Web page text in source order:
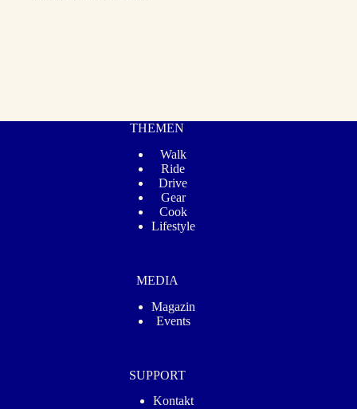
THEMEN
Walk
Ride
Drive
Gear
Cook
Lifestyle
MEDIA
Magazin
Events
SUPPORT
Kontakt